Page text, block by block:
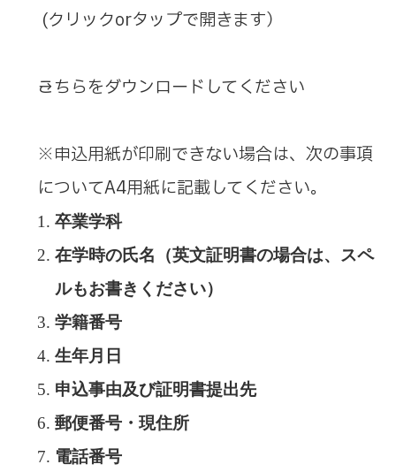
(クリックorタップで開きます）
→こちらをダウンロードしてください
※申込用紙が印刷できない場合は、次の事項
についてA4用紙に記載してください。
卒業学科
在学時の氏名（英文証明書の場合は、スペ
ルもお書きください）
学籍番号
生年月日
申込事由及び証明書提出先
郵便番号・現住所
電話番号